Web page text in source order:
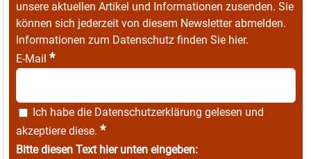
unsere aktuellen Artikel und Informationen zusenden. Sie
können sich jederzeit von diesem Newsletter abmelden.
Informationen zum Datenschutz finden Sie hier.
E-Mail *
Ich habe die Datenschutzerklärung gelesen und
akzeptiere diese. *
Bitte diesen Text hier unten eingeben: